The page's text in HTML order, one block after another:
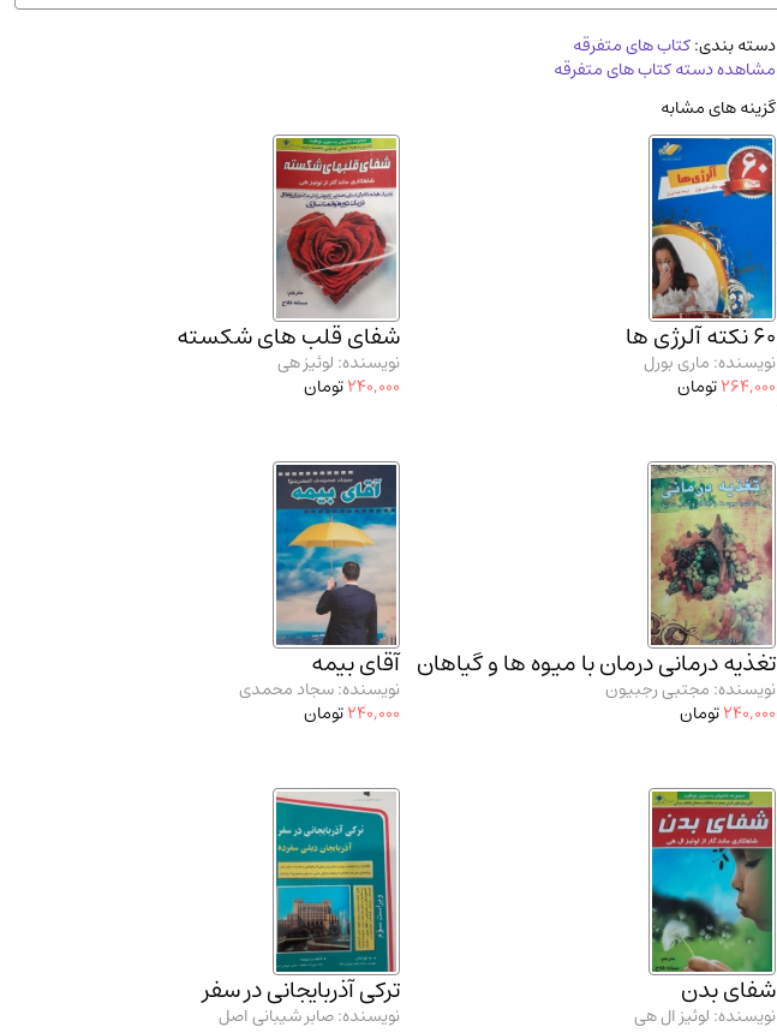
دسته بندی:کتاب های متفرقه
مشاهده دسته کتاب های متفرقه
گزینه های مشابه
60 نکته آلرژی ها
نویسنده: ماری بورل
264,000تومان
شفای قلب های شکسته
نویسنده: لوئیز هی
240,000تومان
تغذیه درمانی درمان با میوه ها و گیاهان
نویسنده: مجتبی رجبیون
240,000تومان
آقای بیمه
نویسنده: سجاد محمدی
240,000تومان
شفای بدن
نویسنده: لوئیز ال هی
ترکی آذربایجانی در سفر
نویسنده: صابر شیبانی اصل